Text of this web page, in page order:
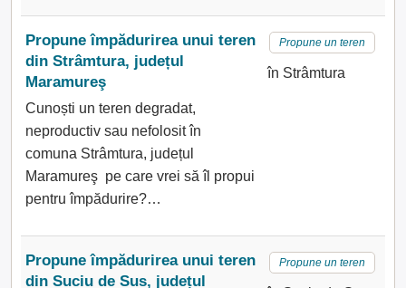
Propune împădurirea unui teren
din Strâmtura, județul
Maramureş
Cunoști un teren degradat,
neproductiv sau nefolosit în
comuna Strâmtura, județul
Maramureş pe care vrei să îl propui
pentru împădurire?…
Propune un teren
în Strâmtura
Propune împădurirea unui teren
din Suciu de Sus, județul
Propune un teren